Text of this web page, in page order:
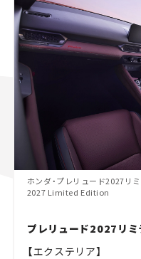
ホンダ・プレリュード2027リ
2027 Limited Edition
プレリュード2027リミ
【エクステリア】